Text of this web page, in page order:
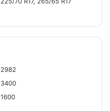
2982
3400
1600